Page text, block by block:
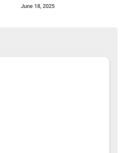
Muhammadiyah Tahun 2025.
June 18, 2025